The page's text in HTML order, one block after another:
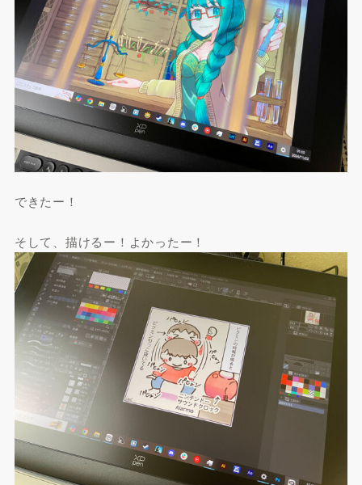
できたー！
そして、描けるー！よかったー！